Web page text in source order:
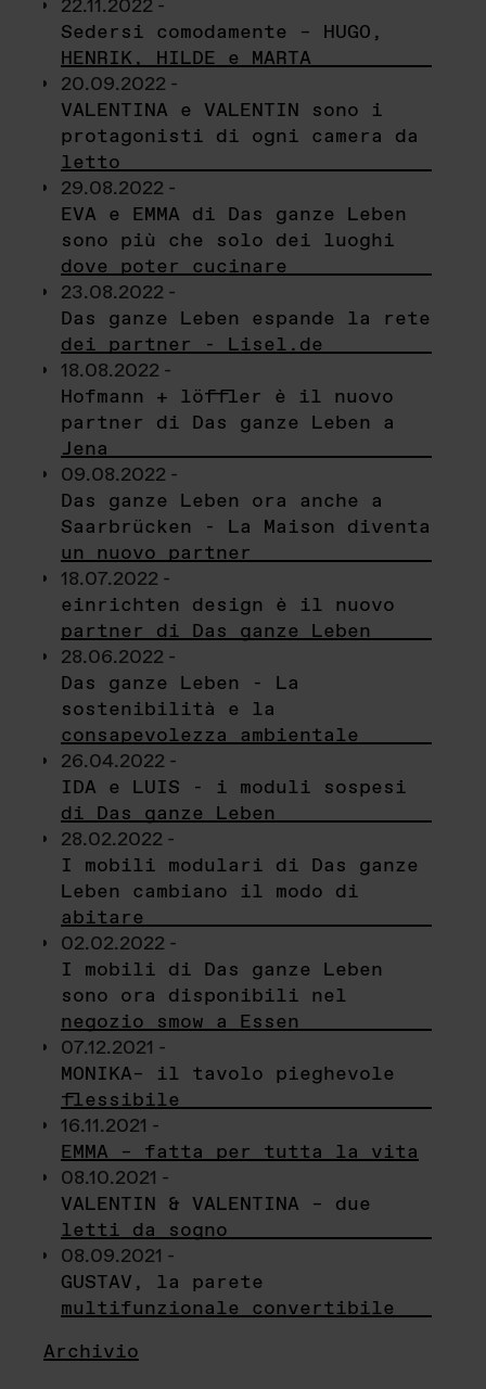
22.11.2022 -
Sedersi comodamente – HUGO,
HENRIK, HILDE e MARTA
20.09.2022 -
VALENTINA e VALENTIN sono i
protagonisti di ogni camera da
letto
29.08.2022 -
EVA e EMMA di Das ganze Leben
sono più che solo dei luoghi
dove poter cucinare
23.08.2022 -
Das ganze Leben espande la rete
dei partner - Lisel.de
18.08.2022 -
Hofmann + löffler è il nuovo
partner di Das ganze Leben a
Jena
09.08.2022 -
Das ganze Leben ora anche a
Saarbrücken - La Maison diventa
un nuovo partner
18.07.2022 -
einrichten design è il nuovo
partner di Das ganze Leben
28.06.2022 -
Das ganze Leben - La
sostenibilità e la
consapevolezza ambientale
26.04.2022 -
IDA e LUIS - i moduli sospesi
di Das ganze Leben
28.02.2022 -
I mobili modulari di Das ganze
Leben cambiano il modo di
abitare
02.02.2022 -
I mobili di Das ganze Leben
sono ora disponibili nel
negozio smow a Essen
07.12.2021 -
MONIKA– il tavolo pieghevole
flessibile
16.11.2021 -
EMMA – fatta per tutta la vita
08.10.2021 -
VALENTIN & VALENTINA – due
letti da sogno
08.09.2021 -
GUSTAV, la parete
multifunzionale convertibile
Archivio